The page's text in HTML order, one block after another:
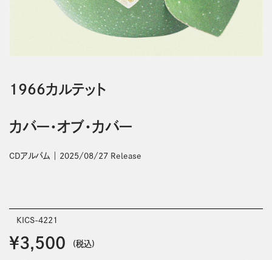
1966カルテット
カバー・オブ・カバー
CDアルバム 2025/08/27 Release
KICS-4221
￥3,500 (税込)